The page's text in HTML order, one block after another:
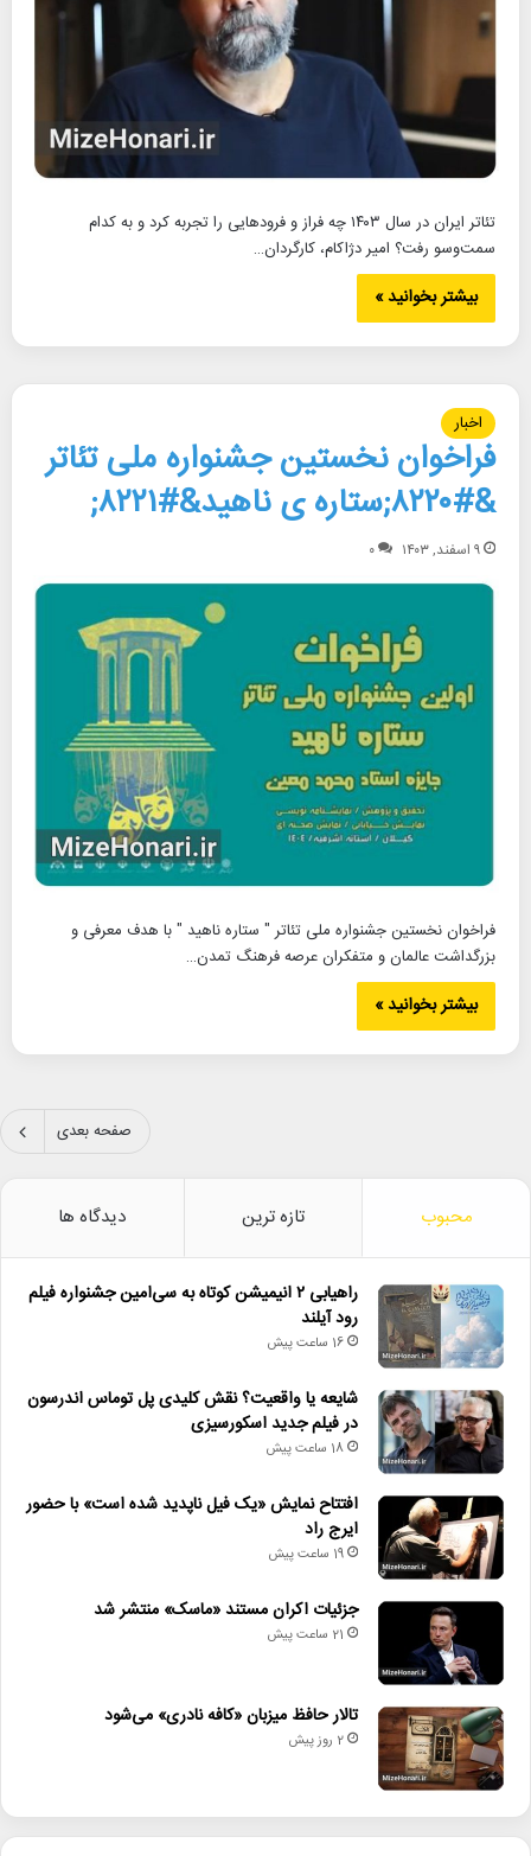
تئاتر ایران در سال ۱۴۰۳ چه فراز و فرودهایی را تجربه کرد و به کدام
سمت‌وسو رفت؟ امیر دژاکام، کارگردان…
بیشتر بخوانید »
اخبار
فراخوان نخستین جشنواره ملی تئاتر
&#۸۲۲۰;ستاره ی ناهید&#۸۲۲۱;
۹ اسفند, ۱۴۰۳ ۰
فراخوان نخستین جشنواره ملی تئاتر " ستاره ناهید " با هدف معرفی و
بزرگداشت عالمان و متفکران عرصه فرهنگ تمدن…
بیشتر بخوانید »
صفحه بعدی
محبوب تازه ترین دیدگاه ها
راهیابی ۲ انیمیشن کوتاه به سی‌امین جشنواره فیلم
رود آیلند
16 ساعت پیش
شایعه یا واقعیت؟ نقش کلیدی پل توماس اندرسون
در فیلم جدید اسکورسیزی
18 ساعت پیش
افتتاح نمایش «یک فیل ناپدید شده است» با حضور
ایرج راد
19 ساعت پیش
جزئیات اکران مستند «ماسک» منتشر شد
21 ساعت پیش
تالار حافظ میزبان «کافه نادری» می‌شود
2 روز پیش